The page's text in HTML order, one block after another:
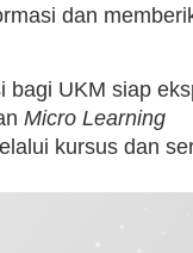
dan
bagi UKM siap
Micro Learning
kursus dan